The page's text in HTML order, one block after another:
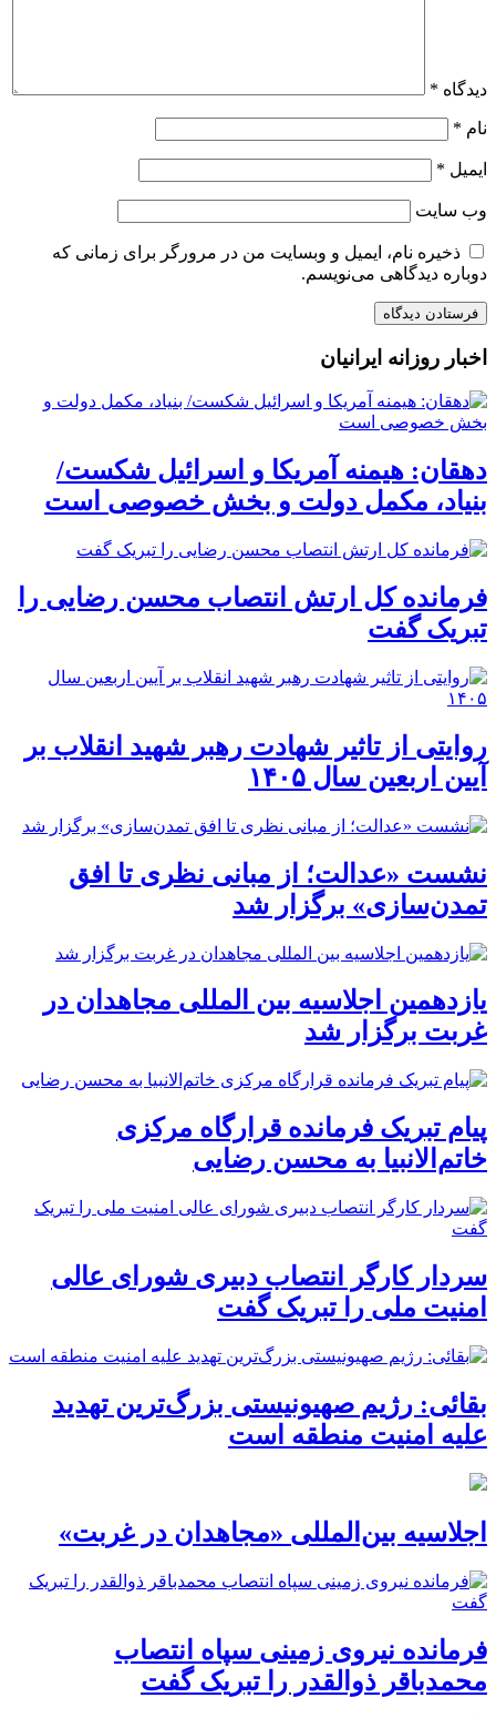
دیدگاه *
نام *
ایمیل *
وب‌ سایت
ذخیره نام، ایمیل و وبسایت من در مرورگر برای زمانی که
دوباره دیدگاهی می‌نویسم.
اخبار روزانه ایرانیان
دهقان: هیمنه آمریکا و اسرائیل شکست/
بنیاد، مکمل دولت و بخش خصوصی است
فرمانده کل ارتش انتصاب محسن رضایی را
تبریک گفت
روایتی از تاثیر شهادت رهبر شهید انقلاب بر
آیین اربعین سال ۱۴۰۵
نشست «عدالت؛ از مبانی نظری تا افق
تمدن‌سازی» برگزار شد
یازدهمین اجلاسیه بین المللی مجاهدان در
غربت برگزار شد
پیام تبریک فرمانده قرارگاه مرکزی
خاتم‌الانبیا به محسن رضایی
سردار کارگر انتصاب دبیری شورای عالی
امنیت ملی را تبریک گفت
بقائی: رژیم صهیونیستی بزرگ‌ترین تهدید
علیه امنیت منطقه است
اجلاسیه بین‌المللی «مجاهدان در غربت»
فرمانده نیروی زمینی سپاه انتصاب
محمدباقر ذوالقدر را تبریک گفت